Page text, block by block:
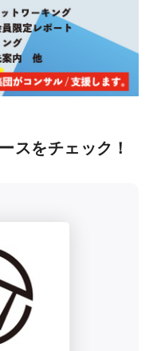
スをチェック！